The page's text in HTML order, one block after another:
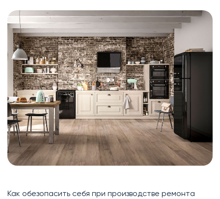
Как обезопасить себя при производстве ремонта